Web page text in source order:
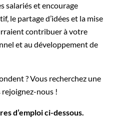
salariés et encourage
le partage d’idées et la mise
contribuer à votre
et au développement de
? Vous recherchez une
rejoignez-nous !
d’emploi ci-dessous.